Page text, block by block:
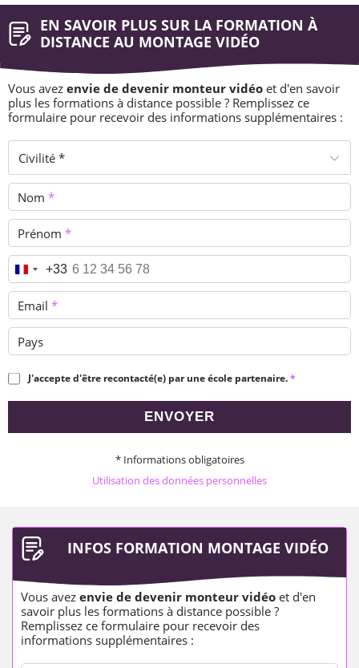
EN SAVOIR PLUS SUR LA FORMATION À
DISTANCE AU MONTAGE VIDÉO
Vous avez envie de devenir monteur vidéo et d'en savoir
plus les formations à distance possible ? Remplissez ce
formulaire pour recevoir des informations supplémentaires :
Civilité *
Nom *
Prénom *
Téléphone *
+33
Email *
Pays
J'accepte d'être recontacté(e) par une école partenaire.*
ENVOYER
* Informations obligatoires
Utilisation des données personnelles
INFOS FORMATION MONTAGE VIDÉO
Vous avez envie de devenir monteur vidéo et d'en
savoir plus les formations à distance possible ?
Remplissez ce formulaire pour recevoir des
informations supplémentaires :